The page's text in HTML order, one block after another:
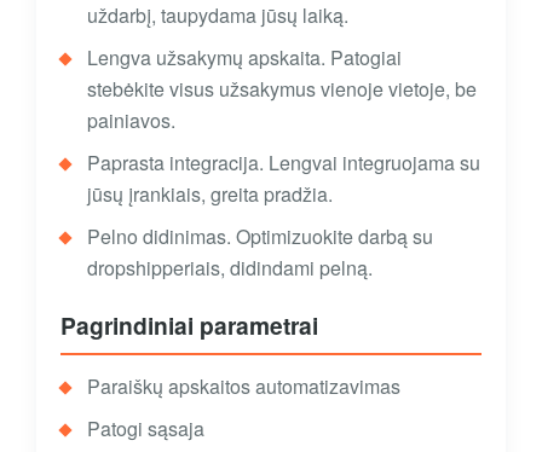
uždarbį, taupydama jūsų laiką.
Lengva užsakymų apskaita. Patogiai
stebėkite visus užsakymus vienoje vietoje, be
painiavos.
Paprasta integracija. Lengvai integruojama su
jūsų įrankiais, greita pradžia.
Pelno didinimas. Optimizuokite darbą su
dropshipperiais, didindami pelną.
Pagrindiniai parametrai
Paraiškų apskaitos automatizavimas
Patogi sąsaja